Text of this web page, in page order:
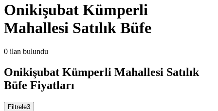
Onikişubat Kümperli
Mahallesi Satılık Büfe
0 ilan bulundu
Onikişubat Kümperli Mahallesi Satılık
Büfe Fiyatları
Filtrele3